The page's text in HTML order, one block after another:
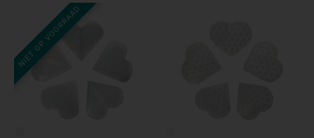
NIET OP VOORRAAD